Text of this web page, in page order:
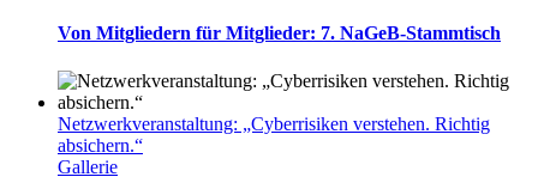
Von Mitgliedern für Mitglieder: 7. NaGeB-Stammtisch
Netzwerkveranstaltung: „Cyberrisiken verstehen. Richtig
absichern.“
Gallerie